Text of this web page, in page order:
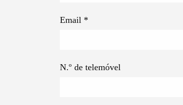
Email *
N.º de telemóvel